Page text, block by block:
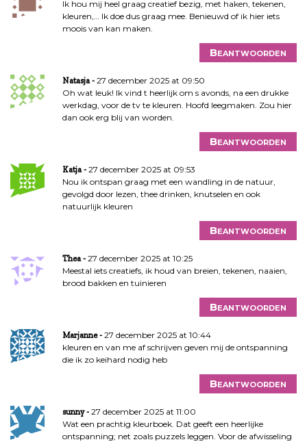
Ik hou mij heel graag creatief bezig, met haken, tekenen,
kleuren,… Ik doe dus graag mee. Benieuwd of ik hier iets
moois van kan maken.
Beantwoorden
Natasja
27 december 2025 at 09:50
Oh wat leuk! Ik vind t heerlijk om s avonds, na een drukke
werkdag, voor de tv te kleuren. Hoofd leegmaken. Zou hier
dan ook erg blij van worden.
Beantwoorden
Katja
27 december 2025 at 09:53
Nou ik ontspan graag met een wandling in de natuur,
gevolgd door lezen, thee drinken, knutselen en ook
natuurlijk kleuren
Beantwoorden
Thea
27 december 2025 at 10:25
Meestal iets creatiefs, ik houd van breien, tekenen, naaien,
brood bakken en tuinieren
Beantwoorden
Marjanne
27 december 2025 at 10:44
kleuren en van me af schrijven geven mij de ontspanning
die ik zo keihard nodig heb
Beantwoorden
sunny
27 december 2025 at 11:00
Wat een prachtig kleurboek. Dat geeft een heerlijke
ontspanning; net zoals puzzels leggen. Voor de afwisseling